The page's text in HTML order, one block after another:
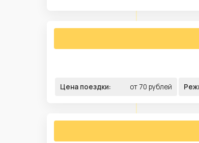
Цена поездки: от 70 рублей